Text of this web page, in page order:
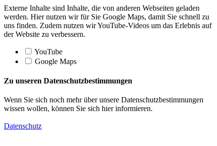
Externe Inhalte sind Inhalte, die von anderen Webseiten geladen
werden. Hier nutzen wir für Sie Google Maps, damit Sie schnell zu
uns finden. Zudem nutzen wir YouTube-Videos um das Erlebnis auf
der Website zu verbessern.
YouTube
Google Maps
Zu unseren Datenschutzbestimmungen
Wenn Sie sich noch mehr über unsere Datenschutzbestimmungen
wissen wollen, können Sie sich hier informieren.
Datenschutz